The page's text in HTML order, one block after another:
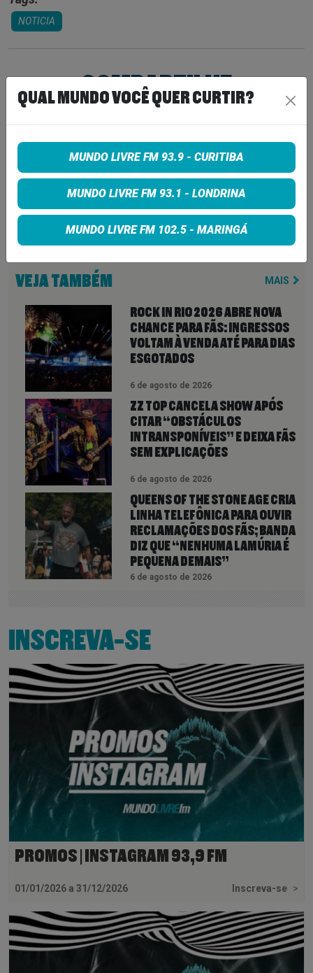
NOTICIA
COMPARTILHE
Share on Facebook
Share on Twitter
Share on Google+
VEJA TAMBÉM MAIS
ROCK IN RIO 2026 ABRE NOVA
CHANCE PARA FÃS: INGRESSOS
VOLTAM À VENDA ATÉ PARA DIAS
ESGOTADOS
6 de agosto de 2026
ZZ TOP CANCELA SHOW APÓS
CITAR “OBSTÁCULOS
INTRANSPONÍVEIS” E DEIXA FÃS
SEM EXPLICAÇÕES
6 de agosto de 2026
QUEENS OF THE STONE AGE CRIA
LINHA TELEFÔNICA PARA OUVIR
RECLAMAÇÕES DOS FÃS; BANDA
DIZ QUE “NENHUMA LAMÚRIA É
PEQUENA DEMAIS”
6 de agosto de 2026
INSCREVA-SE
PROMOS | INSTAGRAM 93,9 FM
01/01/2026 a 31/12/2026 Inscreva-se >
QUAL MUNDO VOCÊ QUER CURTIR?
MUNDO LIVRE FM 93.9 - CURITIBA
MUNDO LIVRE FM 93.1 - LONDRINA
MUNDO LIVRE FM 102.5 - MARINGÁ